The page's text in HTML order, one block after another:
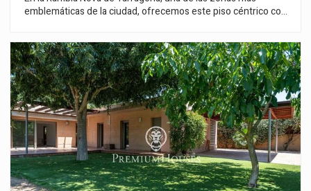
emblemáticas de la ciudad, ofrecemos este piso céntrico con
salida a la terraza con vistas a la Rambla, un segundo comedor
para seis comensales, y una cocina office con despensa y
lavadero. Dispone de cuatro habitaciones dobles, dos de ellas
en suite, así como un baño completo adicional y un aseo de
cortesía. La propiedad dispone de trastero y dos plazas de
parking ubicadas en la misma finca. Rambla Nova es una calle
céntrica, llena de tiendas y cafeterías, que culmina en
emblemático Balcón del Mediterráneo con vistas
espectaculares al mar. La ubicación es clave: muy cerca de
todos los servicios, comercios, estación de tren, autobús y de
las playas de Tarragona.